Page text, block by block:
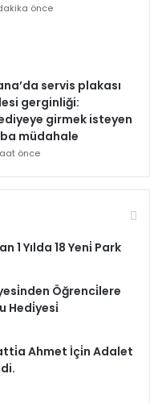
önce
servis plakası
gerginliği:
girmek isteyen
müdahale
önce
1 Yılda 18 Yeni̇ Park
Öğrenci̇lere
Hedi̇yesi̇
Ahmet İçi̇n Adalet